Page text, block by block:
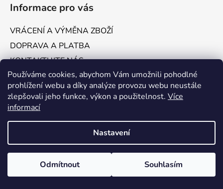
Používáme cookies, abychom Vám umožnili pohodlné
prohlížení webu a díky analýze provozu webu neustále
zlepšovali jeho funkce, výkon a použitelnost. Více
informací
Nastavení
Odmítnout Souhlasím
Informace pro vás
VRÁCENÍ A VÝMĚNA ZBOŽÍ
DOPRAVA A PLATBA
KONTAKTUJTE NÁS
Obchodní podmínky
Podmínky ochrany osobních údajů
Vytvořil Shoptet
Copyright 2026IT'S ME, Jakomama.cz. Všechna práva
vyhrazena.
Odstoupit od smlouvy